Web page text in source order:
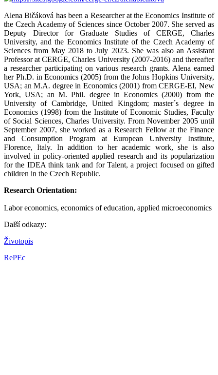
Alena Bičáková has been a Researcher at the Economics Institute of
the Czech Academy of Sciences since October 2007. She served as
Deputy Director for Graduate Studies of CERGE, Charles
University, and the Economics Institute of the Czech Academy of
Sciences from May 2018 to July 2023. She was also an Assistant
Professor at CERGE, Charles University (2007-2016) and thereafter
a researcher participating on various research grants. Alena earned
her Ph.D. in Economics (2005) from the Johns Hopkins University,
USA; an M.A. degree in Economics (2001) from CERGE-EI, New
York, USA; an M. Phil. degree in Economics (2000) from the
University of Cambridge, United Kingdom; master´s degree in
Economics (1998) from the Institute of Economic Studies, Faculty
of Social Sciences, Charles University. From November 2005 until
September 2007, she worked as a Research Fellow at the Finance
and Consumption Program at European University Institute,
Florence, Italy. In addition to her academic work, she is also
involved in policy-oriented applied research and its popularization
for the IDEA think tank and for Talent, a project focused on gifted
children in the Czech Republic.
Research Orientation:
Labor economics, economics of education, applied microeconomics
Další odkazy:
Životopis
RePEc